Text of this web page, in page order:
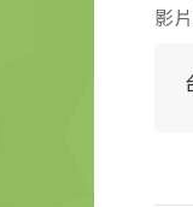
影